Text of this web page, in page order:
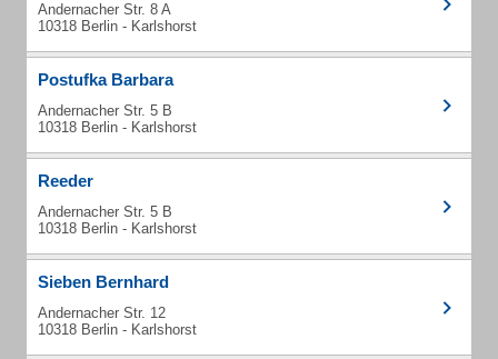
Andernacher Str. 8 A
10318 Berlin - Karlshorst
Postufka Barbara
Andernacher Str. 5 B
10318 Berlin - Karlshorst
Reeder
Andernacher Str. 5 B
10318 Berlin - Karlshorst
Sieben Bernhard
Andernacher Str. 12
10318 Berlin - Karlshorst